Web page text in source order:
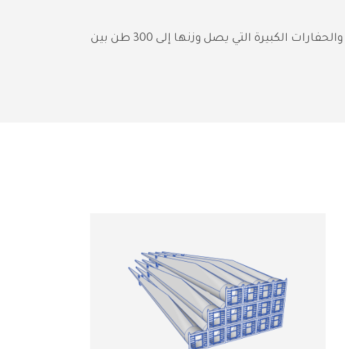
تقدم شركة أورينت للنقل الثقيل خدمات النقل لقطاع التعدين، حيث تطلب خدماتنا لنقل بعض الآليات والحفارات الكبيرة التي يصل وزنها إلى 300 طن بين